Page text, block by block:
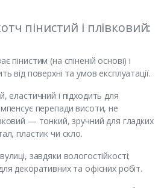
пінистий і плівковий:
пінистим (на спіненій основі) і
від поверхні та умов експлуатації.
еластичний і підходить для
перепади висоти, не
— тонкий, зручний для гладких
пластик чи скло.
завдяки вологостійкості;
декоративних та офісних робіт.